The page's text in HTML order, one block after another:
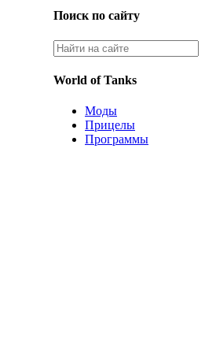
Поиск по сайту
World of Tanks
Моды
Прицелы
Программы